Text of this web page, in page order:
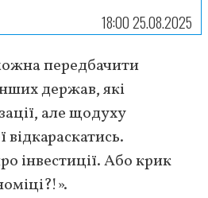
18:00 25.08.2025
передбачити
держав, які
але щодуху
відкараскатись.
інвестиції. Або крик